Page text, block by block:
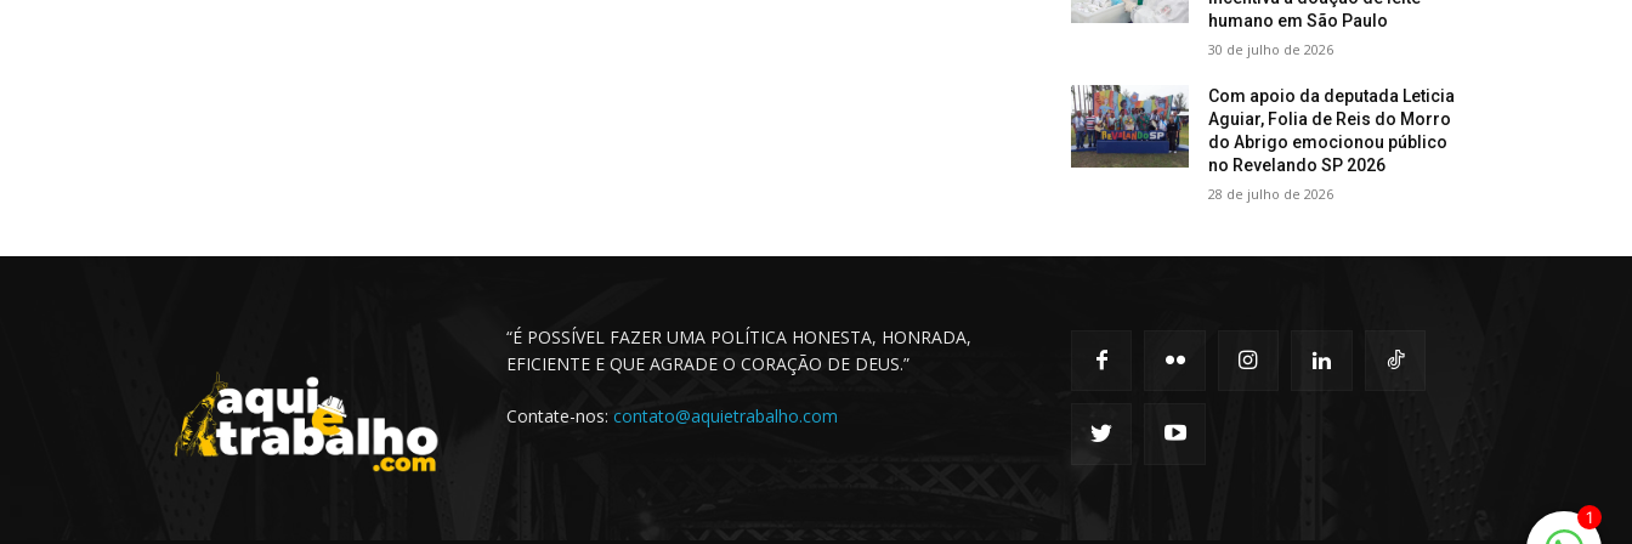
humano em São Paulo
30 de julho de 2026
Com apoio da deputada Leticia
Aguiar, Folia de Reis do Morro
do Abrigo emocionou público
no Revelando SP 2026
28 de julho de 2026
“É POSSÍVEL FAZER UMA POLÍTICA HONESTA, HONRADA,
EFICIENTE E QUE AGRADE O CORAÇÃO DE DEUS.”
Contate-nos: contato@aquietrabalho.com
1